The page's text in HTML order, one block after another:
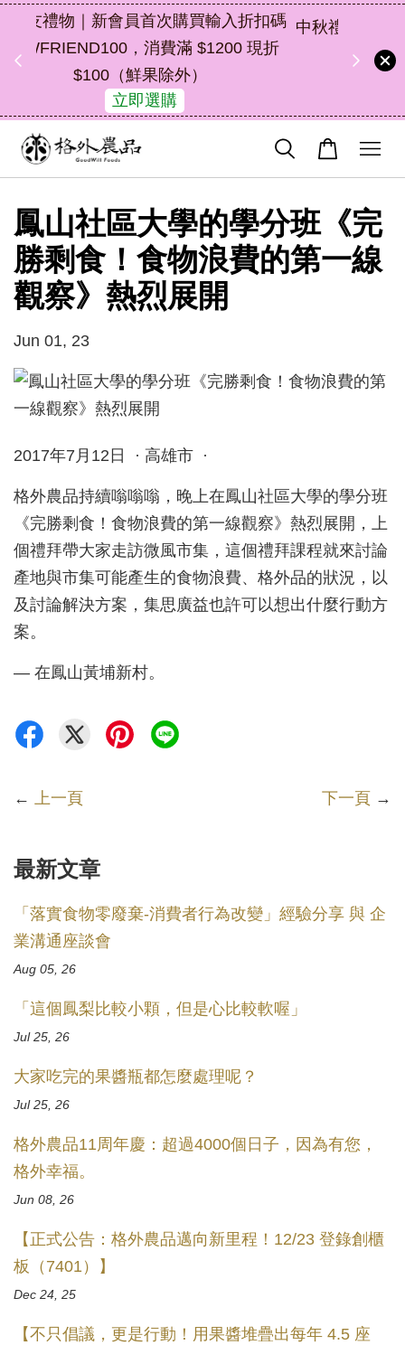
中秋禮盒新上市｜橘皮植萃永續好禮，解
油去味・送禮自用兩相宜
了解詳情
46
鳳山社區大學的學分班《完
勝剩食！食物浪費的第一線
觀察》熱烈展開
Jun 01, 23
2017年7月12日 · 高雄市 ·
格外農品持續嗡嗡嗡，晚上在鳳山社區大學的學分班
《完勝剩食！食物浪費的第一線觀察》熱烈展開，上
個禮拜帶大家走訪微風市集，這個禮拜課程就來討論
產地與市集可能產生的食物浪費、格外品的狀況，以
及討論解決方案，集思廣益也許可以想出什麼行動方
案。
— 在鳳山黃埔新村。
← 上一頁 下一頁 →
最新文章
「落實食物零廢棄-消費者行為改變」經驗分享 與 企
業溝通座談會
Aug 05, 26
「這個鳳梨比較小顆，但是心比較軟喔」
Jul 25, 26
大家吃完的果醬瓶都怎麼處理呢？
Jul 25, 26
格外農品11周年慶：超過4000個日子，因為有您，
格外幸福。
Jun 08, 26
【正式公告：格外農品邁向新里程！12/23 登錄創櫃
板（7401）】
Dec 24, 25
【不只倡議，更是行動！用果醬堆疊出每年 4.5 座